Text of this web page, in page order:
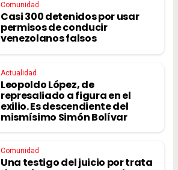
Comunidad
Casi 300 detenidos por usar
permisos de conducir
venezolanos falsos
Actualidad
Leopoldo López, de
represaliado a figura en el
exilio. Es descendiente del
mismísimo Simón Bolívar
Comunidad
Una testigo del juicio por trata